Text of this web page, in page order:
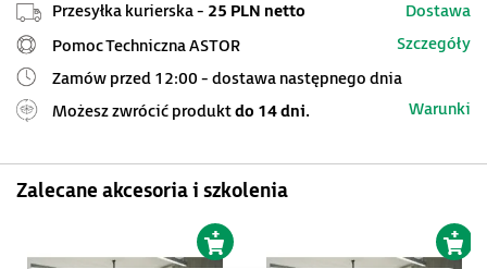
Przesyłka kurierska - 25 PLN netto
Dostawa
Pomoc Techniczna ASTOR
Szczegóły
Zamów przed 12:00 - dostawa następnego dnia
Możesz zwrócić produktdo 14 dni. Warunki
Zalecane akcesoria i szkolenia